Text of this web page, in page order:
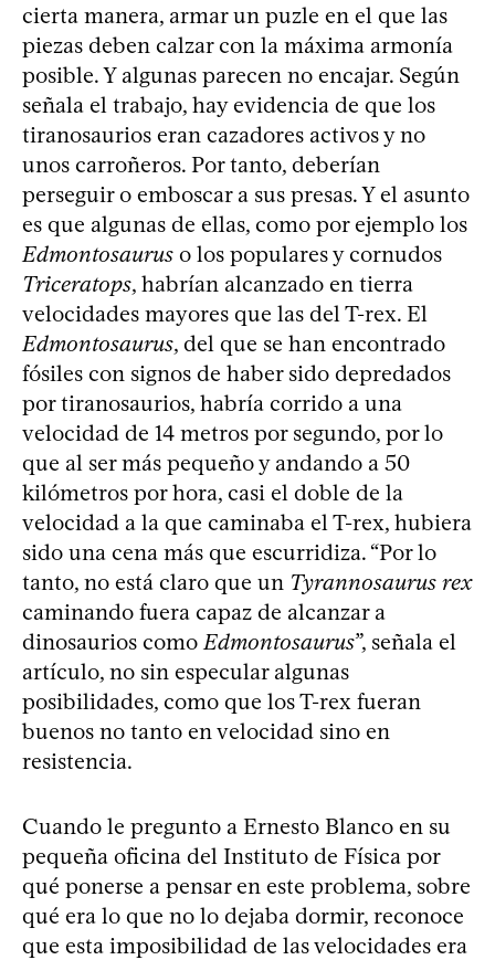
cierta manera, armar un puzle en el que las
piezas deben calzar con la máxima armonía
posible. Y algunas parecen no encajar. Según
señala el trabajo, hay evidencia de que los
tiranosaurios eran cazadores activos y no
unos carroñeros. Por tanto, deberían
perseguir o emboscar a sus presas. Y el asunto
es que algunas de ellas, como por ejemplo los
Edmontosaurus o los populares y cornudos
Triceratops, habrían alcanzado en tierra
velocidades mayores que las del T-rex. El
Edmontosaurus, del que se han encontrado
fósiles con signos de haber sido depredados
por tiranosaurios, habría corrido a una
velocidad de 14 metros por segundo, por lo
que al ser más pequeño y andando a 50
kilómetros por hora, casi el doble de la
velocidad a la que caminaba el T-rex, hubiera
sido una cena más que escurridiza. “Por lo
tanto, no está claro que un Tyrannosaurus rex
caminando fuera capaz de alcanzar a
dinosaurios como Edmontosaurus”, señala el
artículo, no sin especular algunas
posibilidades, como que los T-rex fueran
buenos no tanto en velocidad sino en
resistencia.
Cuando le pregunto a Ernesto Blanco en su
pequeña oficina del Instituto de Física por
qué ponerse a pensar en este problema, sobre
qué era lo que no lo dejaba dormir, reconoce
que esta imposibilidad de las velocidades era